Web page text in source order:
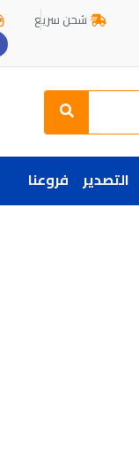
شحن سريع
Search
التصدير فروعنا